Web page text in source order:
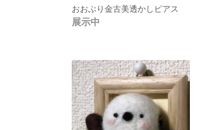
おおぶり金古美透かしピアス
展示中